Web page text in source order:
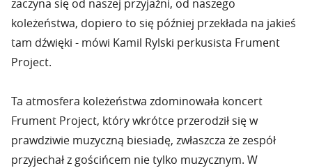
zaczyna się od naszej przyjaźni, od naszego
koleżeństwa, dopiero to się później przekłada na jakieś
tam dźwięki - mówi Kamil Rylski perkusista Frument
Project.
Ta atmosfera koleżeństwa zdominowała koncert
Frument Project, który wkrótce przerodził się w
prawdziwie muzyczną biesiadę, zwłaszcza że zespół
przyjechał z gościńcem nie tylko muzycznym. W